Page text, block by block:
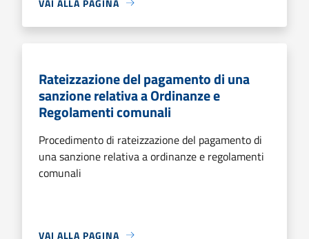
Rateizzazione del pagamento di una
sanzione relativa a Ordinanze e
Regolamenti comunali
Procedimento di rateizzazione del pagamento di
una sanzione relativa a ordinanze e regolamenti
comunali
VAI ALLA PAGINA